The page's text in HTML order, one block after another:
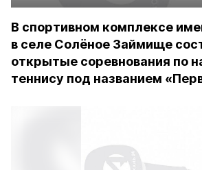
В спортивном комплексе
в селе Солёное Займище
открытые соревнования по
теннису под названием